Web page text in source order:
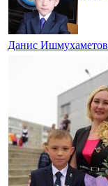
Данис Ишмухаметов